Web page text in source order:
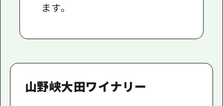
ます。
山野峡大田ワイナリー